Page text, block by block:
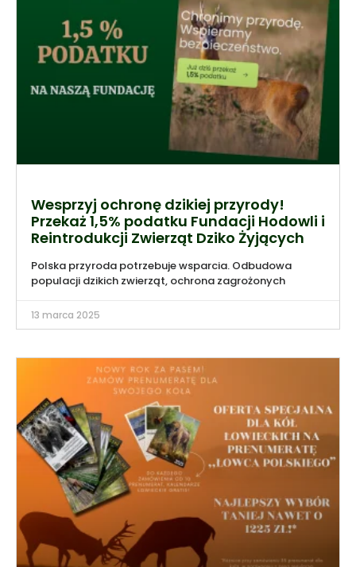
Wesprzyj ochronę dzikiej przyrody!
Przekaż 1,5% podatku Fundacji Hodowli i
Reintrodukcji Zwierząt Dziko Żyjących
Polska przyroda potrzebuje wsparcia. Odbudowa
populacji dzikich zwierząt, ochrona zagrożonych
13 marca 2025